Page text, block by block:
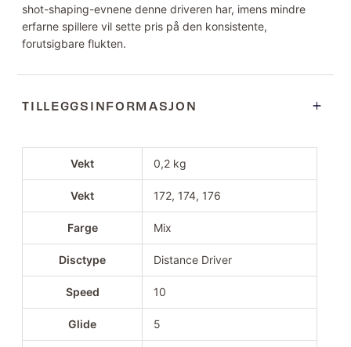
shot-shaping-evnene denne driveren har, imens mindre
erfarne spillere vil sette pris på den konsistente,
forutsigbare flukten.
TILLEGGSINFORMASJON
Vekt 0,2 kg
Vekt 172, 174, 176
Farge Mix
Disctype Distance Driver
Speed 10
Glide 5